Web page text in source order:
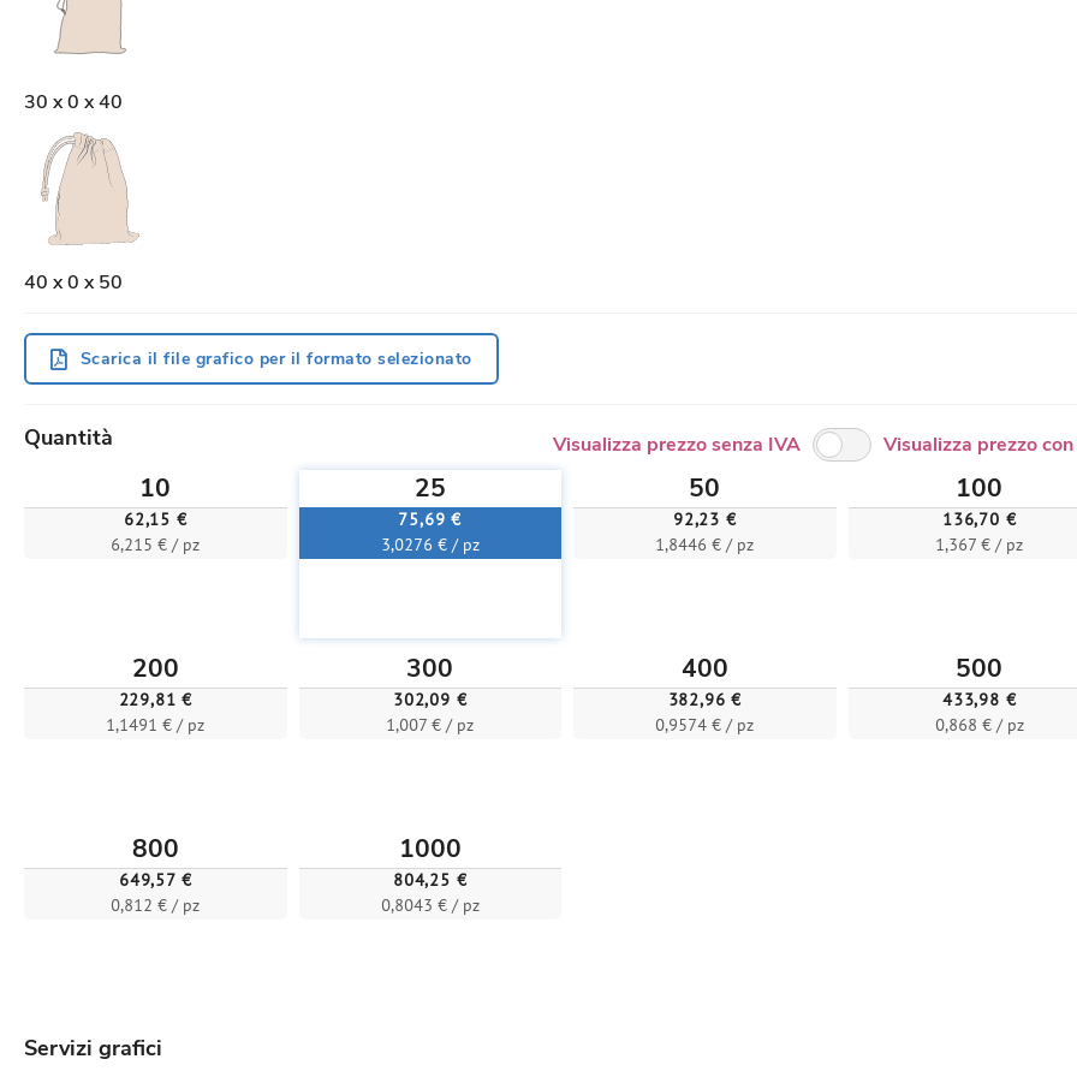
30 x 0 x 40
40 x 0 x 50
Scarica il file grafico per il formato selezionato
Quantità Visualizza prezzo senza IVA Visualizza prezzo
10
62,15 €
6,215 € / pz
25
75,69 €
3,0276 € / pz
50
92,23 €
1,8446 € / pz
100
136,70 €
1,367 € / pz
200
229,81 €
1,1491 € / pz
300
302,09 €
1,007 € / pz
400
382,96 €
0,9574 € / pz
500
433,98 €
0,868 € / pz
800
649,57 €
0,812 € / pz
1000
804,25 €
0,8043 € / pz
Servizi grafici